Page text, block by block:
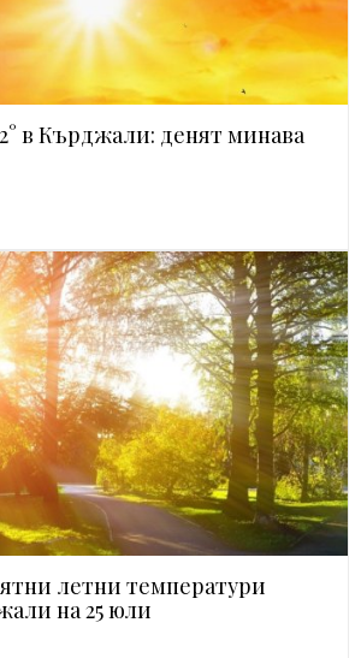
в Кърджали: денят минава
летни температури
на 25 юли